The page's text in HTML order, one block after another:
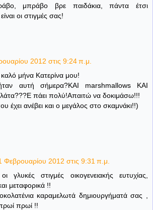
μπράβο βρε παιδάκια, πάντα έτσι
οι στιγμές σας!
2012 στις 9:24 π.μ.
μήνα Κατερίνα μου!
αυτή σήμερα?ΚΑΙ marshmallows ΚΑΙ
πάει πολύ!Απαιτώ να δοκιμάσω!!!
έχει ανέβει και ο μεγάλος στο σκαμνάκι!!)
Φεβρουαρίου 2012 στις 9:31 π.μ.
γλυκές στιγμές οικογενειακής ευτυχίας,
μεταφορικά !!
καραμελωτά δημιουργήματά σας ,
πρωί !!